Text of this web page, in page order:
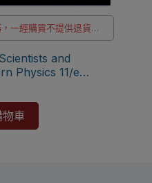
一經購買不提供退貨與
僅販售給台灣地區使用
，海外IP無法啟用
and
Physics 11/e
物車